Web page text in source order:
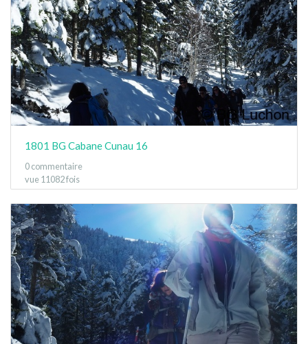
1801 BG Cabane Cunau 16
0 commentaire
vue 11082 fois